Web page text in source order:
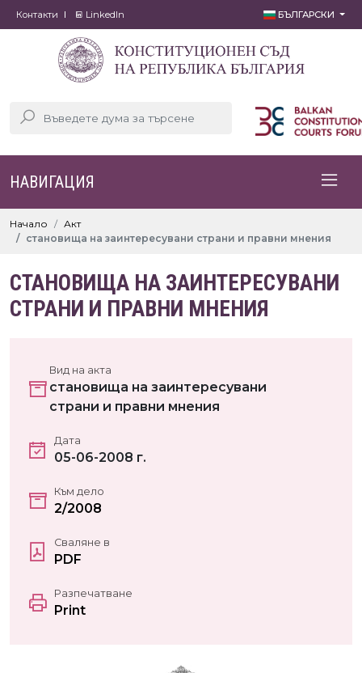
Контакти LinkedIn БЪЛГАРСКИ
НАВИГАЦИЯ
Начало
Акт
становища на заинтересувани страни и правни мнения
СТАНОВИЩА НА ЗАИНТЕРЕСУВАНИ
СТРАНИ И ПРАВНИ МНЕНИЯ
Вид на акта
становища на заинтересувани
страни и правни мнения
Дата
05-06-2008 г.
Към дело
2/2008
Сваляне в
PDF
Разпечатване
Print